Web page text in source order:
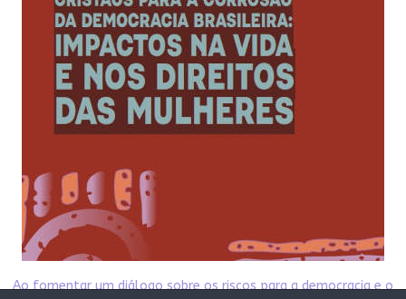
Ao fomentar um diálogo sobre os riscos para a democracia e o